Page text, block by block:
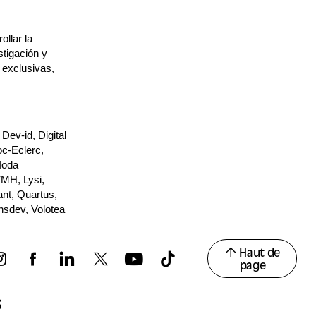
la
y
id, Digital
Eclerc,
Lysi,
Quartus,
Volotea
Haut de
page